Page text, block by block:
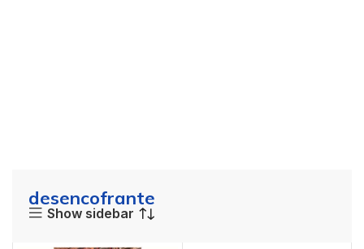
desencofrante
Show sidebar